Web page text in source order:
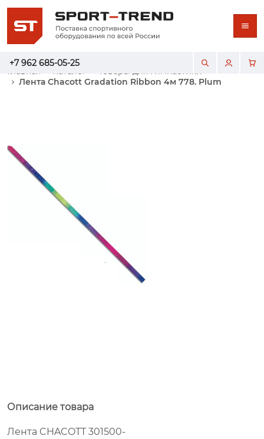
+7 962 685-05-25
Главная Каталог
Товары для гимнастики
Лента Chacott Gradation Ribbon 4м 778. Plum
Описание товара
Лента CHACOTT 301500-